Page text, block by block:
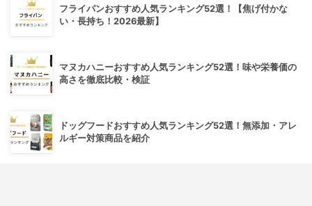
フライパンおすすめ人気ランキング52選！【焦げ付かな
い・長持ち！2026最新】
マヌカハニーおすすめ人気ランキング52選！味や栄養価の
高さを徹底比較・検証
ドッグフードおすすめ人気ランキング52選！無添加・アレ
ルギー対策商品を紹介